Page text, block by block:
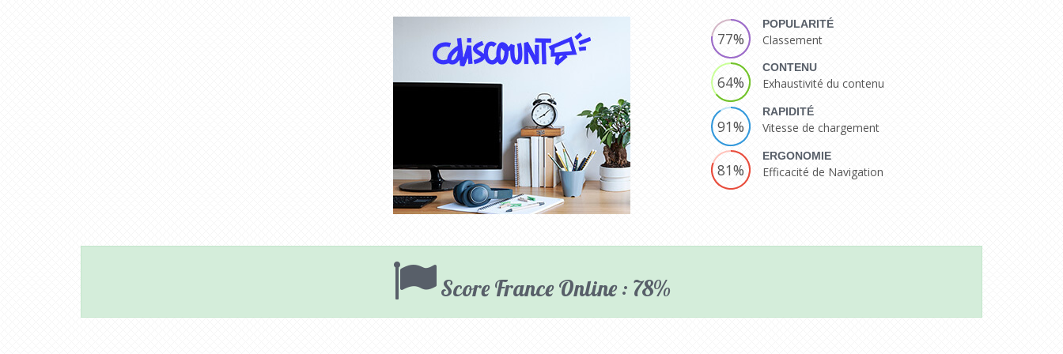
77%
POPULARITÉ
Classement
64%
CONTENU
Exhaustivité du contenu
91%
RAPIDITÉ
Vitesse de chargement
81%
ERGONOMIE
Efficacité de Navigation
Score France Online : 78%